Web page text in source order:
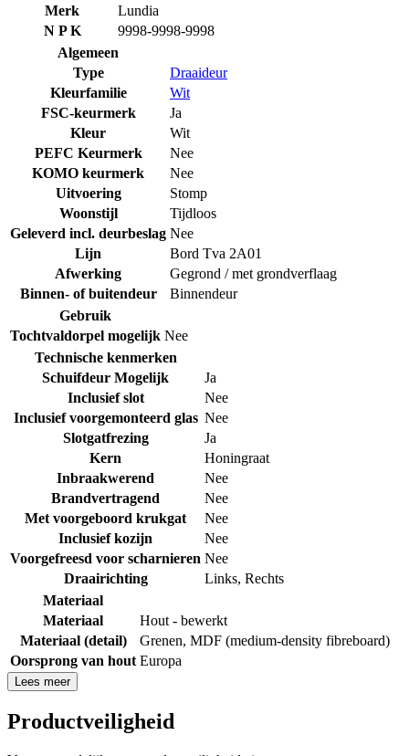
Merk
Lundia
N P K
9998-9998-9998
Algemeen
Type
Draaideur
Kleurfamilie
Wit
FSC-keurmerk
Ja
Kleur
Wit
PEFC Keurmerk
Nee
KOMO keurmerk
Nee
Uitvoering
Stomp
Woonstijl
Tijdloos
Geleverd incl. deurbeslag Nee
Lijn
Bord Tva 2A01
Afwerking
Gegrond / met grondverflaag
Binnen- of buitendeur
Binnendeur
Gebruik
Tochtvaldorpel mogelijk Nee
Technische kenmerken
Schuifdeur Mogelijk
Ja
Inclusief slot
Nee
Inclusief voorgemonteerd glas Nee
Slotgatfrezing
Ja
Kern
Honingraat
Inbraakwerend
Nee
Brandvertragend
Nee
Met voorgeboord krukgat
Nee
Inclusief kozijn
Nee
Voorgefreesd voor scharnieren Nee
Draairichting
Links, Rechts
Materiaal
Materiaal
Hout - bewerkt
Materiaal (detail)
Grenen, MDF (medium-density fibreboard)
Oorsprong van hout Europa
Lees meer
Productveiligheid